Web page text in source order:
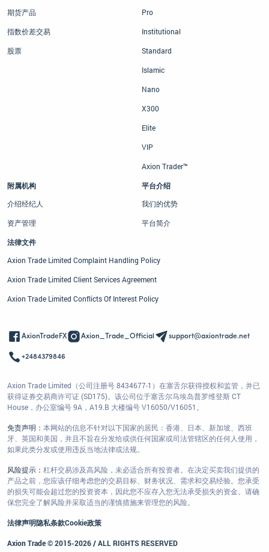
期货产品
指数价差交易
股票
Pro
Institutional
Standard
Islamic
Nano
X300
Elite
VIP
Axion Trader™
附属机构
介绍经纪人
资产管理
平台介绍
我们的优势
平台简介
法律文件
Axion Trade Limited Complaint Handling Policy
Axion Trade Limited Client Services Agreement
Axion Trade Limited Conflicts Of Interest Policy
AxionTradeFX Axion_Trade_Official support@axiontrade.net
+2484379846
Axion Trade Limited（公司注册号 8434677-1）在塞舌尔获得授权和监管，并已
获得证券交易商许可证 (SD175)。该公司位于塞舌尔马埃岛普罗维登斯 CT
House，办公室编号 9A，A19.B 大楼编号 V16050/V16051。
免责声明： 本网站的信息不针对以下国家的居民：香港、日本、新加坡、西班
牙、英国和美国，并且不旨在分发给或供任何国家或司法管辖区的任何人使用，
如果此类分发或使用违反当地法律或法规。
风险提示： 杠杆交易涉及高风险，未必适合所有投资者。在决定买卖我们提供的
产品之前，您应该仔细考虑您的交易目标、财务状况、需求和交易经验。您承受
的损失可能会超过您的投资资本，因此您不应存入您无法承受损失的资金。请确
保您完全了解风险并采取适当的谨慎措施来管理您的风险。
法律声明隐私条款Cookie政策
Axion Trade © 2015-2026 / ALL RIGHTS RESERVED